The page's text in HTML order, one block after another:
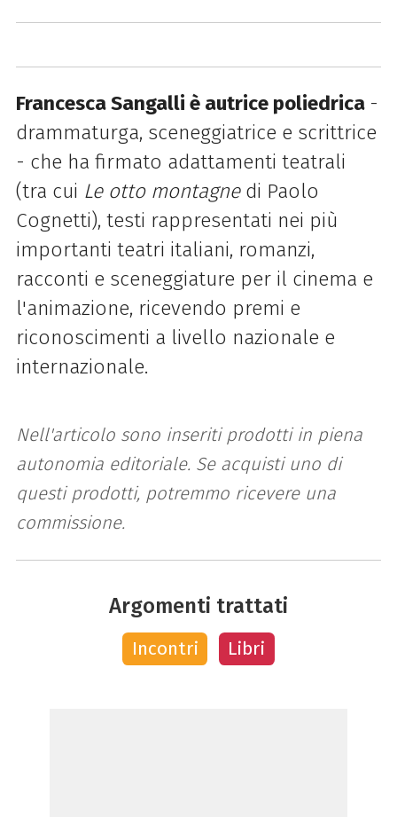
Francesca Sangalli è autrice poliedrica -
drammaturga, sceneggiatrice e scrittrice
- che ha firmato adattamenti teatrali
(tra cui Le otto montagnedi Paolo
Cognetti), testi rappresentati nei più
importanti teatri italiani, romanzi,
racconti e sceneggiature per il cinema e
l'animazione, ricevendo premi e
riconoscimenti a livello nazionale e
internazionale.
Nell'articolo sono inseriti prodotti in piena
autonomia editoriale. Se acquisti uno di
questi prodotti, potremmo ricevere una
commissione.
Argomenti trattati
Incontri Libri